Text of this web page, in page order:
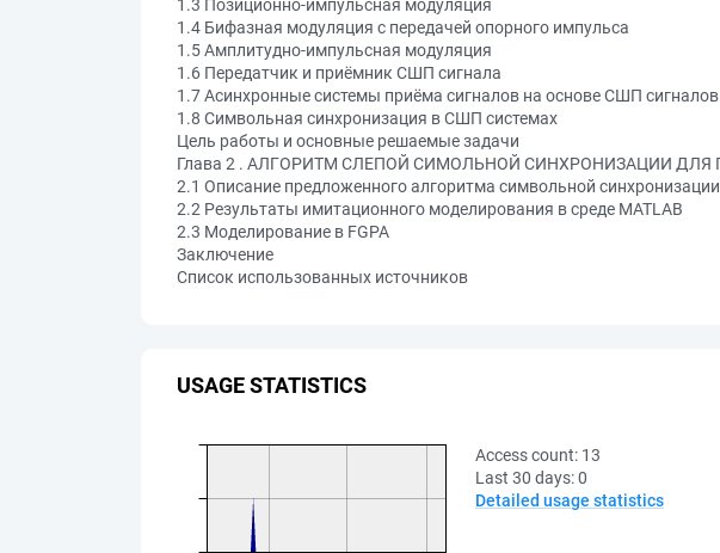
1.3 Позиционно-импульсная модуляция
1.4 Бифазная модуляция с передачей опорного импульса
1.5 Амплитудно-импульсная модуляция
1.6 Передатчик и приёмник СШП сигнала
1.7 Асинхронные системы приёма сигналов на основе СШП
1.8 Символьная синхронизация в СШП системах
Цель работы и основные решаемые задачи
Глава 2 . АЛГОРИТМ СЛЕПОЙ СИМОЛЬНОЙ СИНХРОНИЗАЦИИ
2.1 Описание предложенного алгоритма символьной синхронизации
2.2 Результаты имитационного моделирования в среде MATLAB
2.3 Моделирование в FGPA
Заключение
Список использованных источников
USAGE STATISTICS
Access count: 13
Last 30 days:0
Detailed usage statistics